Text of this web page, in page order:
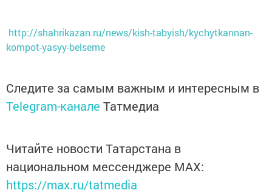
http://shahrikazan.ru/news/kish-tabyish/kychytkannan-
kompot-yasyy-belseme
Следите за самым важным и интересным в
Telegram-канале Татмедиа
Читайте новости Татарстана в
национальном мессенджере MАХ:
https://max.ru/tatmedia